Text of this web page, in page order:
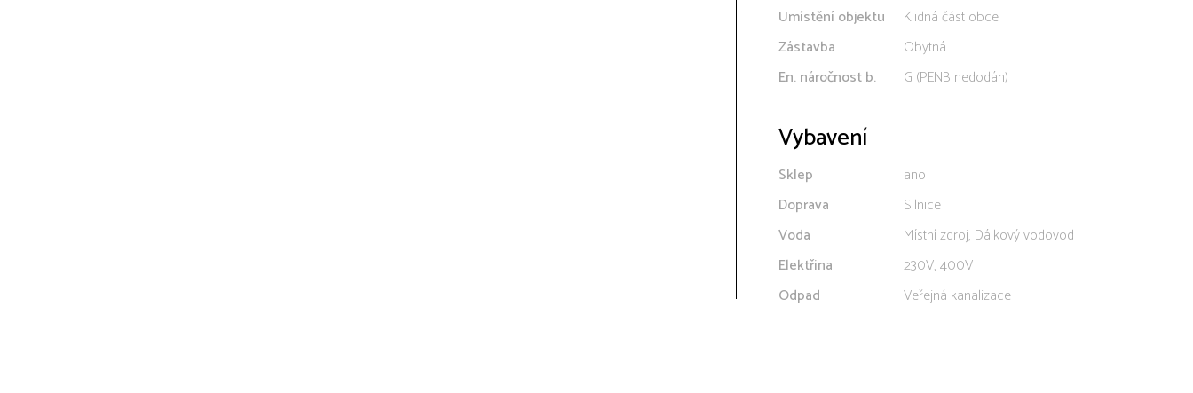
Umístění objektu
Klidná část obce
Zástavba
Obytná
En. náročnost b.
G (PENB nedodán)
Vybavení
Sklep
ano
Doprava
Silnice
Voda
Místní zdroj, Dálkový vodovod
Elektřina
230V, 400V
Odpad
Veřejná kanalizace